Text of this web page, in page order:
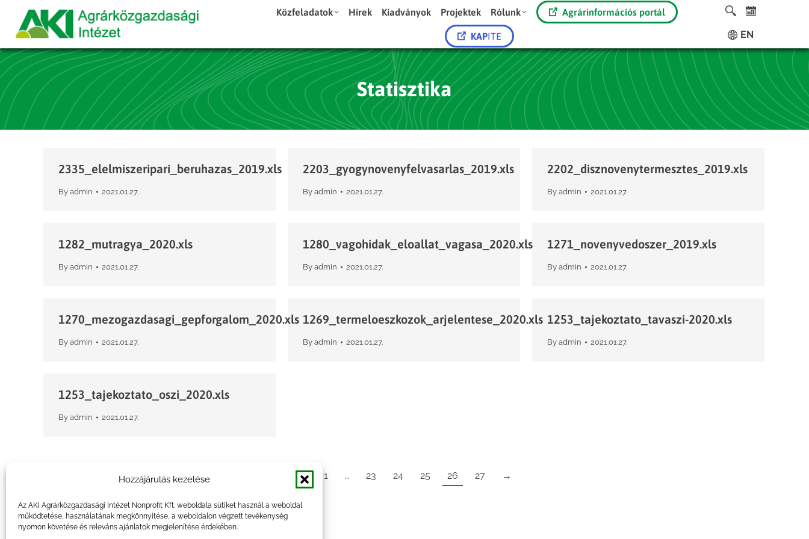
Hozzájárulás kezelése
Az AKI Agrárközgazdasági Intézet Nonprofit Kft. weboldala sütiket használ a weboldal
működtetése, használatának megkönnyítése, a weboldalon végzett tevékenység
nyomon követése és releváns ajánlatok megjelenítése érdekében.
Közfeladatok Hírek Kiadványok Projektek Rólunk Agrárinformációs portál
KAPITE EN
Statisztika
2335_elelmiszeripari_beruhazas_2019.xls
By admin 2021.01.27.
2203_gyogynovenyfelvasarlas_2019.xls
By admin 2021.01.27.
2202_disznovenytermesztes_2019.xls
By admin 2021.01.27.
1282_mutragya_2020.xls
By admin 2021.01.27.
1280_vagohidak_eloallat_vagasa_2020.xls
By admin 2021.01.27.
1271_novenyvedoszer_2019.xls
By admin 2021.01.27.
1270_mezogazdasagi_gepforgalom_2020.xls
By admin 2021.01.27.
1269_termeloeszkozok_arjelentese_2020.xls
By admin 2021.01.27.
1253_tajekoztato_tavaszi-2020.xls
By admin 2021.01.27.
1253_tajekoztato_oszi_2020.xls
By admin 2021.01.27.
← 1 … 23 24 25 26 27 →